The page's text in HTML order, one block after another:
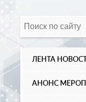
ЛЕНТА
АНОНС